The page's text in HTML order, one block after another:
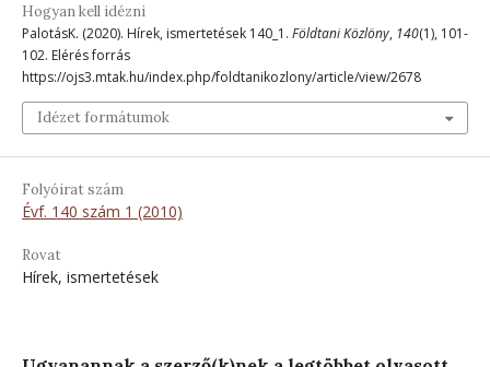
Hogyan kell idézni
PalotásK. (2020). Hírek, ismertetések 140_1. Földtani Közlöny, 140(1), 101-
102. Elérés forrás
https://ojs3.mtak.hu/index.php/foldtanikozlony/article/view/2678
Idézet formátumok
Folyóirat szám
Évf. 140 szám 1 (2010)
Rovat
Hírek, ismertetések